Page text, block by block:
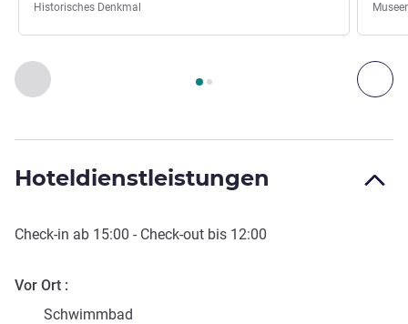
Zurück - Kunst, Kultur und Unterhaltung
Seite1 , Kunst, Kultur und Unterhaltung 1 :, Kunst,
Historisches Denkmal
Hoteldienstleistungen
Check-in ab 15:00 - Check-out bis 12:00
Vor Ort
Schwimmbad